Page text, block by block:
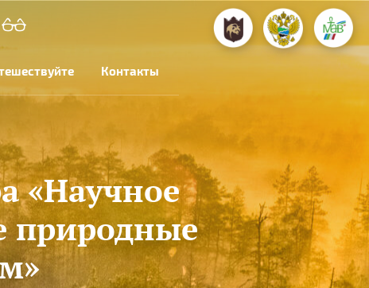
Контакты
«Научное
природные